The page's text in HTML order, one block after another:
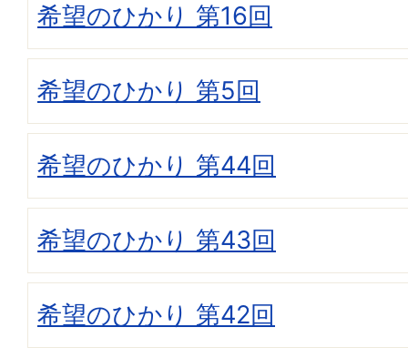
希望のひかり 第16回
希望のひかり 第5回
希望のひかり 第44回
希望のひかり 第43回
希望のひかり 第42回